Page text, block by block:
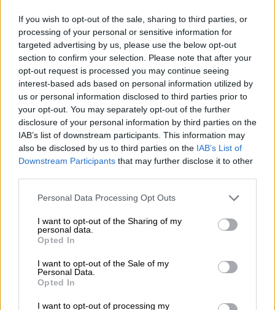
If you wish to opt-out of the sale, sharing to third parties, or
processing of your personal or sensitive information for
targeted advertising by us, please use the below opt-out
section to confirm your selection. Please note that after your
opt-out request is processed you may continue seeing
interest-based ads based on personal information utilized by
us or personal information disclosed to third parties prior to
your opt-out. You may separately opt-out of the further
disclosure of your personal information by third parties on the
IAB’s list of downstream participants. This information may
also be disclosed by us to third parties on the IAB’s List of
Downstream Participants that may further disclose it to other
Please note that this website/app uses one or more Google
not limited to your visit or usage behaviour. You may click to
grant or deny consent to Google and its third-party tags to
use your data for below specified purposes in below Google
consent section.
Personal Data Processing Opt Outs
I want to opt-out of the Sharing of my
personal data.
Opted In
I want to opt-out of the Sale of my
Personal Data.
Opted In
I want to opt-out of processing my
της οδού Γ΄ Σεπτεμβρίου και της Πλ.
Κάνιγγος.
Αβέρωφ, στο τμήμα της μεταξύ των
οδών 28ης Οκτωβρίου - Πατησίων και
Μάρνης.
Βερανζέρου, στο τμήμα της μεταξύ των
οδών Κάνιγγος και Μάρνης.
Σπ. Τρικούπη, στο τμήμα της μεταξύ της
Λ. Αλεξάνδρας και της Πλ. Εξαρχείων.
Σόλωνος, στο τμήμα της μεταξύ των
οδών Ιπποκράτους και Πατούσα.